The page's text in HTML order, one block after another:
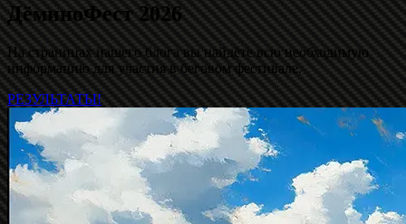
ДёминоФест 2026
На страницах нашего блога вы найдёте всю необходимую
информацию для участия в беговом фестивале.
РЕЗУЛЬТАТЫ!